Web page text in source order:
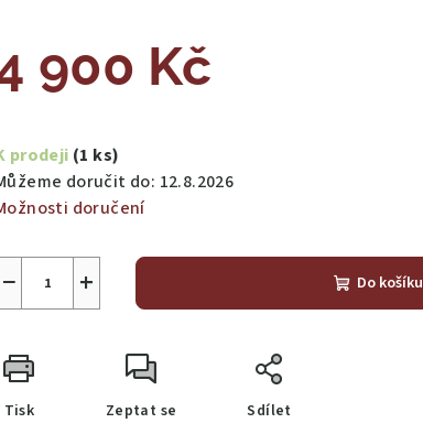
900 Kč
prodeji (1 ks)
doručit do: 12.8.2026
doručení
+
− Do košíku
Tisk Zeptat se Sdílet